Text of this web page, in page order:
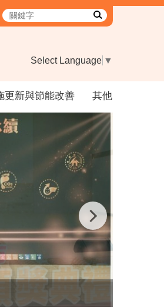
Select Language ▼
更新與節能改善 其他